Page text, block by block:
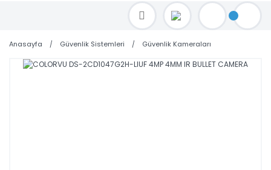
TOPTAN FİYAT ALMAK İÇİN satis@toptanbilgisayar.net MAİL ATINIZ.
SİPARİŞLERİNİZİ AYNI GÜN KARGO İLE GÖNDERİYORUZ!
Anasayfa Güvenlik Sistemleri Güvenlik Kameraları